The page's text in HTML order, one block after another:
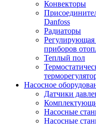
Конвекторы
Danfoss
Радиаторы
Регулирующая
приборов
Теплый пол
Насосное
Датчики
Насосные
Насосные